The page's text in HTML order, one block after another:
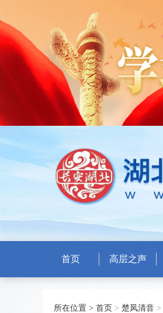
首页 高层之声
所在位置 > 首页 > 楚凤清音 >